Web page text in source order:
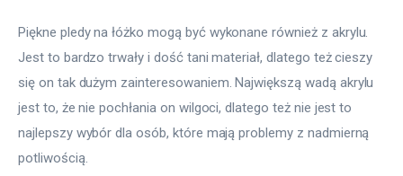
Piękne pledy na łóżko mogą być wykonane również z akrylu.
Jest to bardzo trwały i dość tani materiał, dlatego też cieszy
się on tak dużym zainteresowaniem. Największą wadą akrylu
jest to, że nie pochłania on wilgoci, dlatego też nie jest to
najlepszy wybór dla osób, które mają problemy z nadmierną
potliwością.